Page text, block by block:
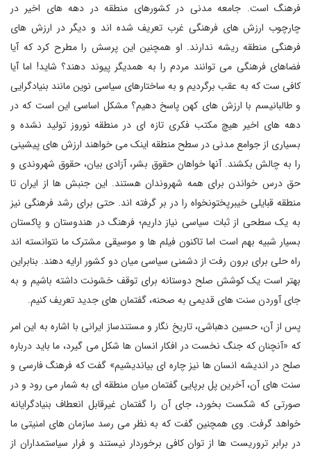
فرهنگ است. جامعه مدنی در کشورهای منطقه در دهه های اخیر در
چارچوب ارزش های فرهنگی غرب تعریف شده اند و دیگر در ارزش های
فرهنگی منطقه ریشه ندارند. او همچنین این پرسش را مطرح کرد که آیا
فضاهای فرهنگی می توانند مردم را به همدیگر پیوند دهند؟ شاید! اما آیا
کافی ست که به عقب برگردیم و به ساختارهای سیاسی نوین مانند بنیادگرایی
و طالبانیسم با ارزش های کهن پاسخ دهیم؟ مشکل اساسی این است که در
دهه های اخیر هیچ مکتب فکری تازه ای در منطقه نوروز تولید نشده و
بسیاری از جوامع مدنی در سطح منطقه اینک می خواهند ارزش های پیشینی
را به چالش بکشند. آنها خواهان حقوق بشر، آزادی بیان، حقوق شهروندی و
حق درس خواندن برای همه شهروندان هستند. این جنبش ها از ایران تا
منطقه قبایلی خیبرپختونخواه را در بر گرفته اند. حتی برای رشد فرهنگی نیز
به یک سطحی از ثبات سیاسی نیاز داریم؛ فرهنگ در هندوستان و پاکستان
بسیار شبیه بهم است اما تاکنون فیلم ها و موسیقی مشترک ما نتوانسته اند
راه حلی برای برون رفت از دشمنی سیاسی میان دو کشور ارایه دهند. بنابراین
بهتر است یک کوشش صلح دوستانه برای توقف خشونت داشته باشیم و به
جای آوردن سنت های قدیمی به صحنه، گفتمان های جدید تعریف کنیم.
پس از آن، حسین دهباشی، تاریخ نگار و مستندساز ایرانی با اشاره به این امر
که «آنچنان که جنگ نخست در افکار انسان ها شکل می گیرد، ما باید درباره
صلح در اندیشه انسان ها نیز چاره ای بیاندیشیم» گفت که فرهنگ فارسی و
سنت های آن، آخرین پل برپایی گفتمان میان منطقه ای به شمار می رود و در
صورتی که شکست بخورد، جای آن را گفتمان غیرقابل انعطاف بنیادگرایانه
خواهد گرفت. وی همچنین گفت که به نظر می رسد سازمان های امنیتی ما
در برابر تروریست ها از توان کافی برخوردار نیستند و فرار سیاستمداران از